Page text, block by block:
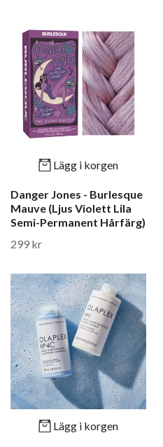
Lägg i korgen
Danger Jones - Burlesque
Mauve (Ljus Violett Lila
Semi-Permanent Hårfärg)
299 kr
Lägg i korgen